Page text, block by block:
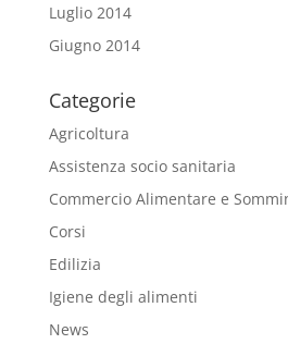
Luglio 2014
Giugno 2014
Categorie
Agricoltura
Assistenza socio sanitaria
Commercio Alimentare e
Corsi
Edilizia
Igiene degli alimenti
News